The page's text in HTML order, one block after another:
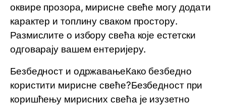
оквире прозора, мирисне свеће могу додати
карактер и топлину сваком простору.
Размислите о избору свећа које естетски
одговарају вашем ентеријеру.
Безбедност и одржавањеКако безбедно
користити мирисне свеће?Безбедност при
коришћењу мирисних свећа је изузетно